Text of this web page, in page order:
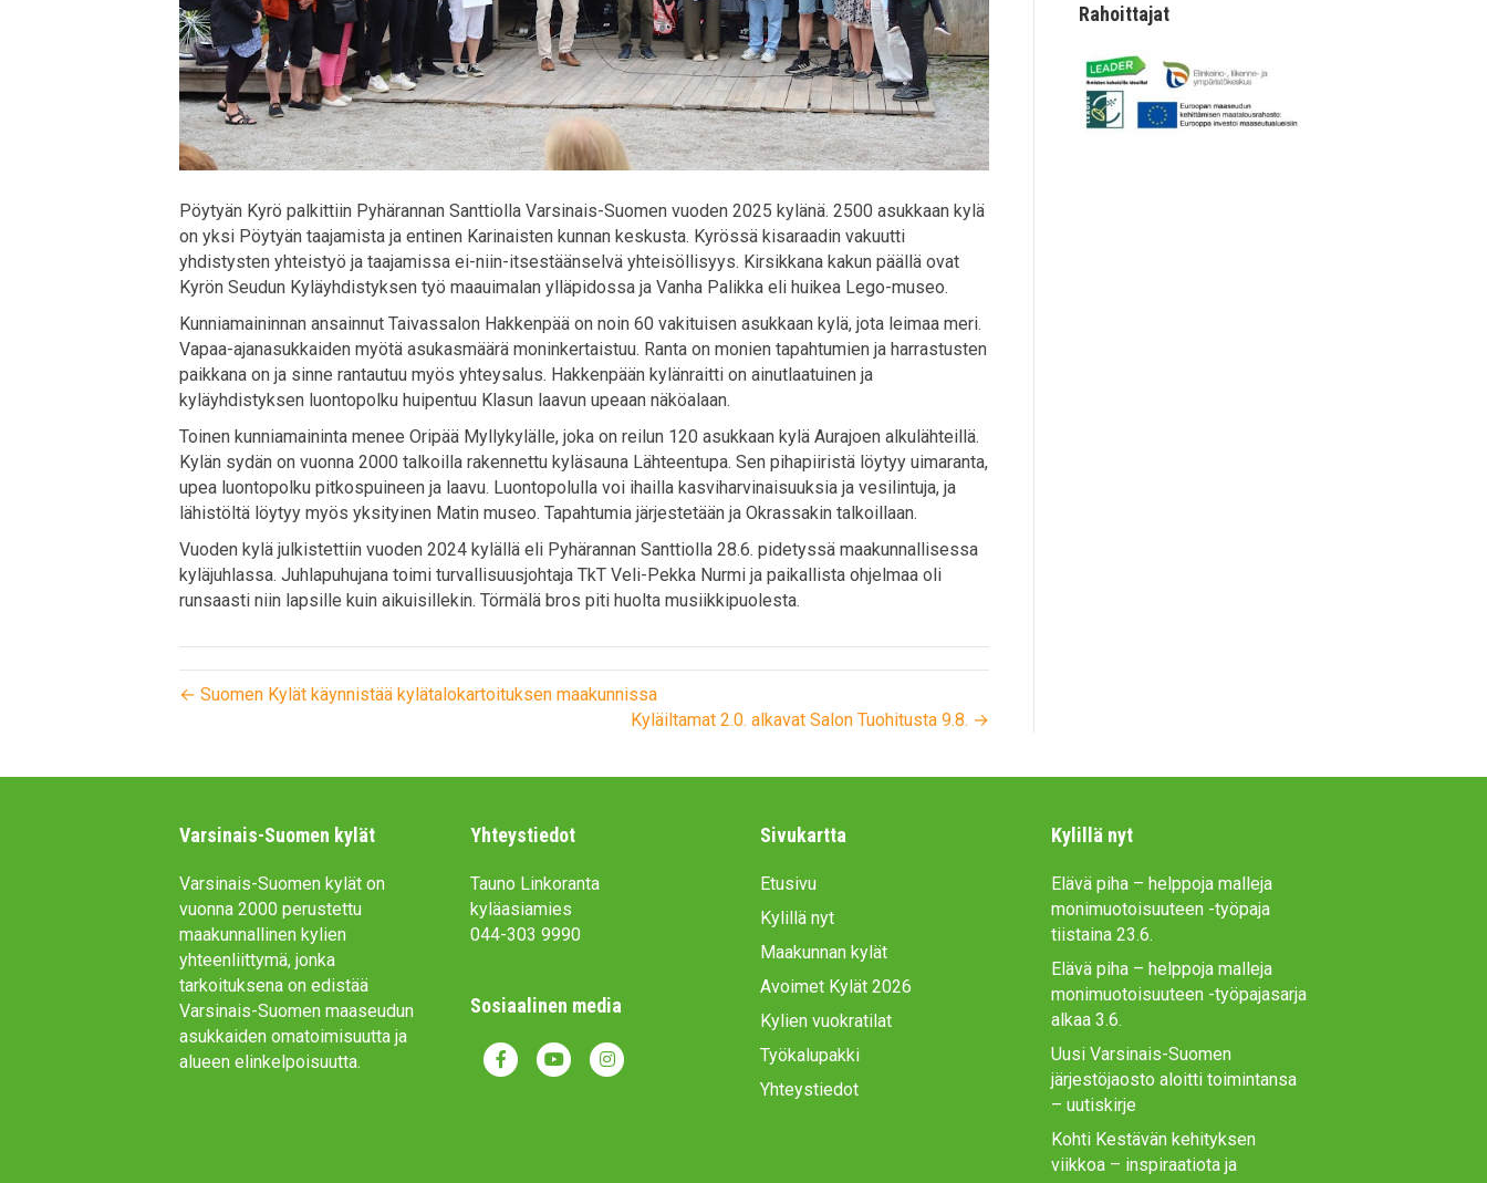
Pöytyän Kyrö palkittiin Pyhärannan Santtiolla Varsinais-Suomen vuoden 2025 kylänä. 2500 asukkaan kylä
on yksi Pöytyän taajamista ja entinen Karinaisten kunnan keskusta. Kyrössä kisaraadin vakuutti
yhdistysten yhteistyö ja taajamissa ei-niin-itsestäänselvä yhteisöllisyys. Kirsikkana kakun päällä ovat
Kyrön Seudun Kyläyhdistyksen työ maauimalan ylläpidossa ja Vanha Palikka eli huikea Lego-museo.
Kunniamaininnan ansainnut Taivassalon Hakkenpää on noin 60 vakituisen asukkaan kylä, jota leimaa meri.
Vapaa-ajanasukkaiden myötä asukasmäärä moninkertaistuu. Ranta on monien tapahtumien ja harrastusten
paikkana on ja sinne rantautuu myös yhteysalus. Hakkenpään kylänraitti on ainutlaatuinen ja
kyläyhdistyksen luontopolku huipentuu Klasun laavun upeaan näköalaan.
Toinen kunniamaininta menee Oripää Myllykylälle, joka on reilun 120 asukkaan kylä Aurajoen alkulähteillä.
Kylän sydän on vuonna 2000 talkoilla rakennettu kyläsauna Lähteentupa. Sen pihapiiristä löytyy uimaranta,
upea luontopolku pitkospuineen ja laavu. Luontopolulla voi ihailla kasviharvinaisuuksia ja vesilintuja, ja
lähistöltä löytyy myös yksityinen Matin museo. Tapahtumia järjestetään ja Okrassakin talkoillaan.
Vuoden kylä julkistettiin vuoden 2024 kylällä eli Pyhärannan Santtiolla 28.6. pidetyssä maakunnallisessa
kyläjuhlassa. Juhlapuhujana toimi turvallisuusjohtaja TkT Veli-Pekka Nurmi ja paikallista ohjelmaa oli
runsaasti niin lapsille kuin aikuisillekin. Törmälä bros piti huolta musiikkipuolesta.
← Suomen Kylät käynnistää kylätalokartoituksen maakunnissa
Kyläiltamat 2.0. alkavat Salon Tuohitusta 9.8. →
Rahoittajat
Varsinais-Suomen kylät
Varsinais-Suomen kylät on
vuonna 2000 perustettu
maakunnallinen kylien
yhteenliittymä, jonka
tarkoituksena on edistää
Varsinais-Suomen maaseudun
asukkaiden omatoimisuutta ja
alueen elinkelpoisuutta.
Yhteystiedot
Tauno Linkoranta
kyläasiamies
044-303 9990
Sosiaalinen media
F
Y
Sivukartta
Etusivu
Kylillä nyt
Maakunnan kylät
Avoimet Kylät 2026
Kylien vuokratilat
Työkalupakki
Yhteystiedot
Kylillä nyt
Elävä piha – helppoja malleja
monimuotoisuuteen -työpaja
tiistaina 23.6.
Elävä piha – helppoja malleja
monimuotoisuuteen -työpajasarja
alkaa 3.6.
Uusi Varsinais-Suomen
järjestöjaosto aloitti toimintansa
– uutiskirje
Kohti Kestävän kehityksen
viikkoa – inspiraatiota ja